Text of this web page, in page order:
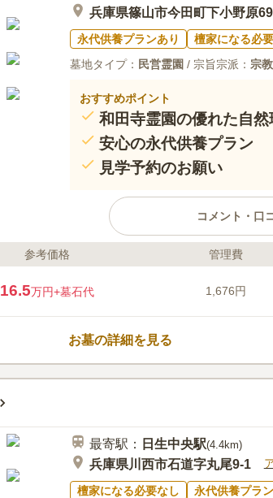
兵庫県篠山市今田町下小野原69
永代供養プランあり 檀家になる必
墓地タイプ： 民営霊園 / 宗旨宗派： 宗
おすすめポイント
和田寺霊園の優れた自然
安心の永代供養プラン
見学予約のお願い
コメント・口
ライフドット編集部のコメント
わずご利用いただけます。
の車椅子を完備しています
「紫雲」と樹木葬「想樹」
べます。見学の際は前日正
霊園の中にお花や線香等
やや高い。近くに店舗はなく車がな
るが法事に使えるほどではない。
参考価格 管理費
16.5万円+墓石代 1,676円
お墓の詳細を見る
最寄駅： 日生中央駅(4.4km)
兵庫県川西市石道字丸尾9-1
檀家になる必要なし 永代供養プラ